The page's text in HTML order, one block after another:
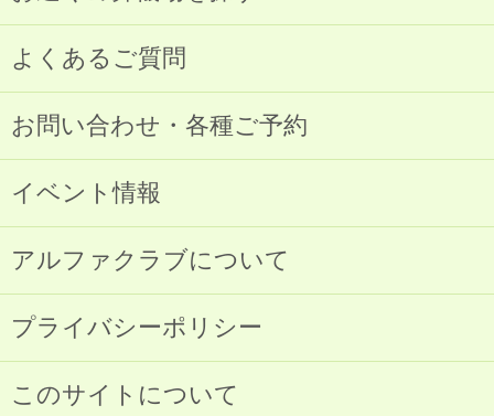
よくあるご質問
お問い合わせ・各種ご予約
イベント情報
アルファクラブについて
プライバシーポリシー
このサイトについて